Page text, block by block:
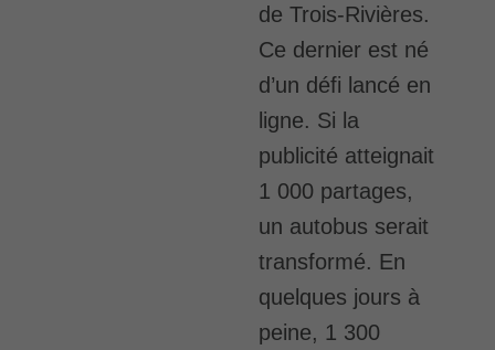
de Trois-Rivières.
Ce dernier est né
d’un défi lancé en
ligne. Si la
publicité atteignait
1 000 partages,
un autobus serait
transformé. En
quelques jours à
peine, 1 300